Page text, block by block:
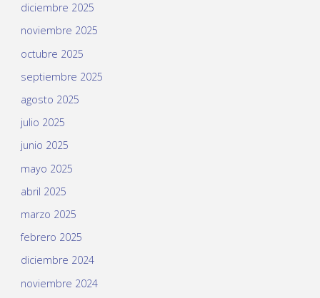
diciembre 2025
noviembre 2025
octubre 2025
septiembre 2025
agosto 2025
julio 2025
junio 2025
mayo 2025
abril 2025
marzo 2025
febrero 2025
diciembre 2024
noviembre 2024